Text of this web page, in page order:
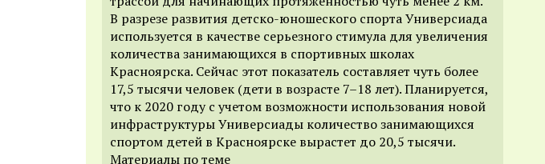
В разрезе развития детско-юношеского спорта Универсиада
используется в качестве серьезного стимула для увеличения
количества занимающихся в спортивных школах
Красноярска. Сейчас этот показатель составляет чуть более
17,5 тысячи человек (дети в возрасте 7–18 лет). Планируется,
что к 2020 году с учетом возможности использования новой
инфраструктуры Универсиады количество занимающихся
спортом детей в Красноярске вырастет до 20,5 тысячи.
Материалы по теме